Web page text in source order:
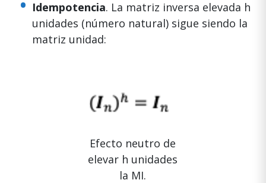
Idempotencia. La matriz inversa elevada h
unidades (número natural) sigue siendo la
matriz unidad:
Efecto neutro de
elevar h unidades
la MI.